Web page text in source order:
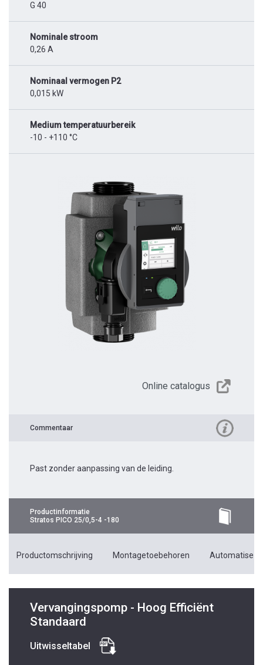
G 40
Nominale stroom
0,26 A
Nominaal vermogen P2
0,015 kW
Medium temperatuurbereik
-10 - +110 °C
Online catalogus
Commentaar
Past zonder aanpassing van de leiding.
Productinformatie
Stratos PICO 25/0,5-4 -180
Productomschrijving Montagetoebehoren
Vervangingspomp - Hoog Efficiënt
Standaard
Uitwisseltabel